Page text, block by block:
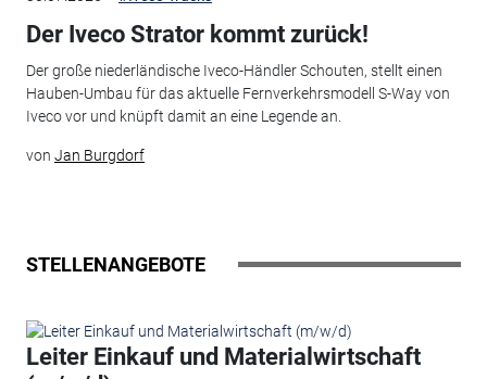
Der Iveco Strator kommt zurück!
Der große niederländische Iveco-Händler Schouten, stellt einen
Hauben-Umbau für das aktuelle Fernverkehrsmodell S-Way von
Iveco vor und knüpft damit an eine Legende an.
von Jan Burgdorf
STELLENANGEBOTE
Leiter Einkauf und Materialwirtschaft